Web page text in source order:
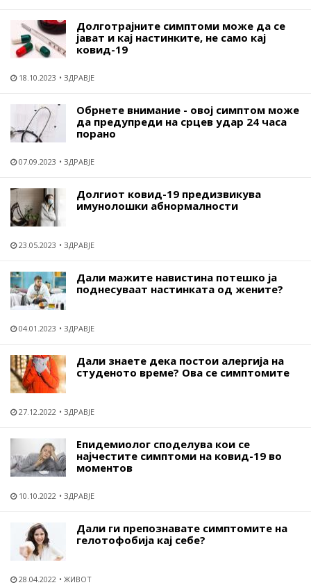
Долготрајните симптоми може да се
јават и кај настинките, не само кај
ковид-19
18.10.2023 ЗДРАВЈЕ
Обрнете внимание - овој симптом може
да предупреди на срцев удар 24 часа
порано
07.09.2023 ЗДРАВЈЕ
Долгиот ковид-19 предизвикува
имунолошки абнормалности
23.05.2023 ЗДРАВЈЕ
Дали мажите навистина потешко ја
поднесуваат настинката од жените?
04.01.2023 ЗДРАВЈЕ
Дали знаете дека постои алергија на
студеното време? Ова се симптомите
27.12.2022 ЗДРАВЈЕ
Епидемиолог споделува кои се
најчестите симптоми на ковид-19 во
моментов
10.10.2022 ЗДРАВЈЕ
Дали ги препознавате симптомите на
гелотофобија кај себе?
28.04.2022 ЖИВОТ